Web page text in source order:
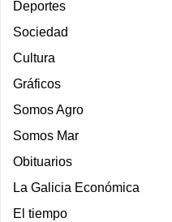
Deportes
Sociedad
Cultura
Gráficos
Somos Agro
Somos Mar
Obituarios
La Galicia Económica
El tiempo